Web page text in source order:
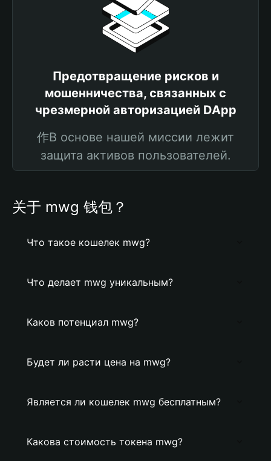
Предотвращение рисков и
мошенничества, связанных с
чрезмерной авторизацией DApp
作В основе нашей миссии лежит
защита активов пользователей.
关于 mwg 钱包？
Что такое кошелек mwg?
Что делает mwg уникальным?
Каков потенциал mwg?
Будет ли расти цена на mwg?
Является ли кошелек mwg бесплатным?
Какова стоимость токена mwg?